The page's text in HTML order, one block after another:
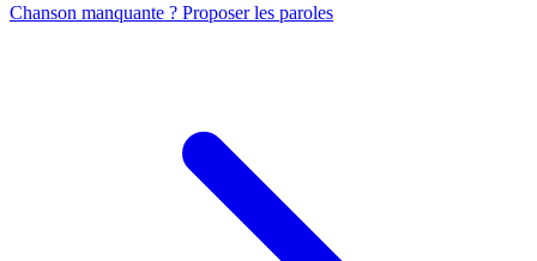
Chanson manquante ? Proposer les paroles